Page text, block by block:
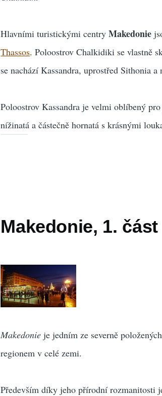
Hlavními turistickými centryMakedonie
Thassos. Poloostrov Chalkidiki se vlastně
se nachází Kassandra, uprostřed Sithonia
Poloostrov Kassandra je velmi oblíbený
nížinatá a částečně hornatá s krásnými
Makedonie, 1. část
Makedonie je jedním ze severně
regionem v celé zemi.
Především díky jeho přírodní rozmanitosti